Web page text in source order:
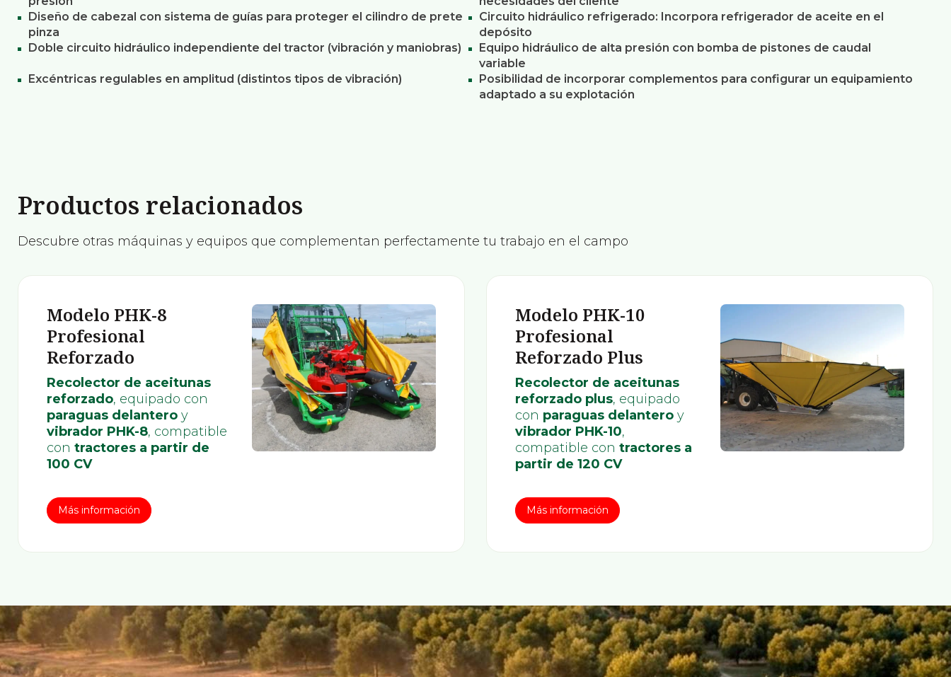
Diseño de cabezal con sistema de guías para proteger el cilindro de prete
pinza
Circuito hidráulico refrigerado: Incorpora refrigerador de aceite en el
depósito
Doble circuito hidráulico independiente del tractor (vibración y maniobras)
Equipo hidráulico de alta presión con bomba de pistones de caudal
variable
Excéntricas regulables en amplitud (distintos tipos de vibración)
Posibilidad de incorporar complementos para configurar un equipamiento
adaptado a su explotación
Productos relacionados
Descubre otras máquinas y equipos que complementan perfectamente tu trabajo en el campo
Modelo PHK-8
Profesional
Reforzado
Recolector de aceitunas
reforzado, equipado con
paraguas delantero y
vibrador PHK-8, compatible
con tractores a partir de
100 CV
Más información
Modelo PHK-10
Profesional
Reforzado Plus
Recolector de aceitunas
reforzado plus, equipado
con paraguas delantero y
vibrador PHK-10,
compatible con tractores a
partir de 120 CV
Más información